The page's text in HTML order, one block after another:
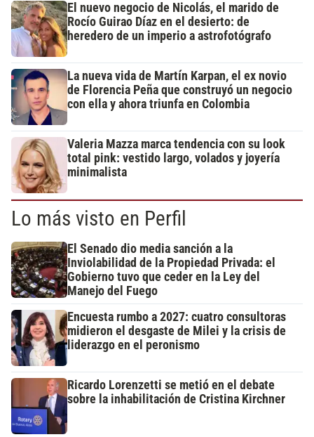
El nuevo negocio de Nicolás, el marido de
Rocío Guirao Díaz en el desierto: de
heredero de un imperio a astrofotógrafo
La nueva vida de Martín Karpan, el ex novio
de Florencia Peña que construyó un negocio
con ella y ahora triunfa en Colombia
Valeria Mazza marca tendencia con su look
total pink: vestido largo, volados y joyería
minimalista
Lo más visto en Perfil
El Senado dio media sanción a la
Inviolabilidad de la Propiedad Privada: el
Gobierno tuvo que ceder en la Ley del
Manejo del Fuego
Encuesta rumbo a 2027: cuatro consultoras
midieron el desgaste de Milei y la crisis de
liderazgo en el peronismo
Ricardo Lorenzetti se metió en el debate
sobre la inhabilitación de Cristina Kirchner